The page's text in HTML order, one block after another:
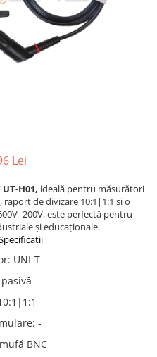
Lei
H01, ideală pentru măsurători
raport de divizare 10:1|1:1 și o
este perfectă pentru
și educaționale.
: UNI-T
pasivă
: -
mufă BNC